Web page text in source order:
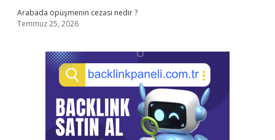
Arabada öpüşmenin cezası nedir ?
Temmuz 25, 2026